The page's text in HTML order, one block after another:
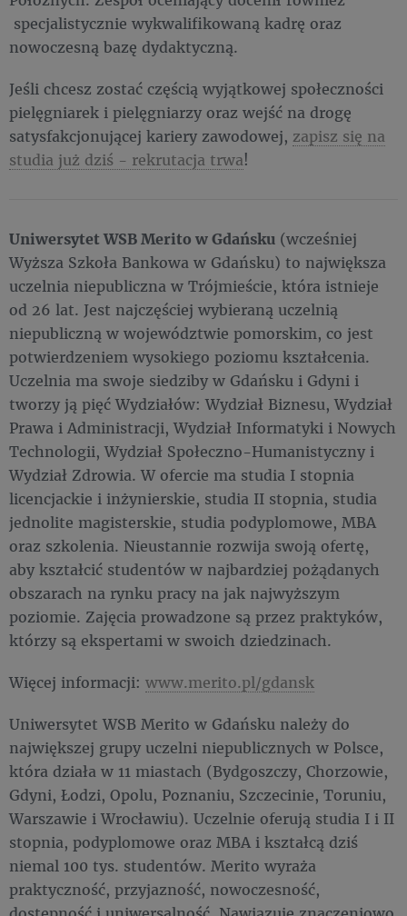
specjalistycznie wykwalifikowaną kadrę oraz
nowoczesną bazę dydaktyczną.
Jeśli chcesz zostać częścią wyjątkowej społeczności
pielęgniarek i pielęgniarzy oraz wejść na drogę
satysfakcjonującej kariery zawodowej, zapisz się na
studia już dziś - rekrutacja trwa!
Uniwersytet WSB Merito w Gdańsku (wcześniej
Wyższa Szkoła Bankowa w Gdańsku) to największa
uczelnia niepubliczna w Trójmieście, która istnieje
od 26 lat. Jest najczęściej wybieraną uczelnią
niepubliczną w województwie pomorskim, co jest
potwierdzeniem wysokiego poziomu kształcenia.
Uczelnia ma swoje siedziby w Gdańsku i Gdyni i
tworzy ją pięć Wydziałów: Wydział Biznesu, Wydział
Prawa i Administracji, Wydział Informatyki i Nowych
Technologii, Wydział Społeczno-Humanistyczny i
Wydział Zdrowia. W ofercie ma studia I stopnia
licencjackie i inżynierskie, studia II stopnia, studia
jednolite magisterskie, studia podyplomowe, MBA
oraz szkolenia. Nieustannie rozwija swoją ofertę,
aby kształcić studentów w najbardziej pożądanych
obszarach na rynku pracy na jak najwyższym
poziomie. Zajęcia prowadzone są przez praktyków,
którzy są ekspertami w swoich dziedzinach.
Więcej informacji: www.merito.pl/gdansk
Uniwersytet WSB Merito w Gdańsku należy do
największej grupy uczelni niepublicznych w Polsce,
która działa w 11 miastach (Bydgoszczy, Chorzowie,
Gdyni, Łodzi, Opolu, Poznaniu, Szczecinie, Toruniu,
Warszawie i Wrocławiu). Uczelnie oferują studia I i II
stopnia, podyplomowe oraz MBA i kształcą dziś
niemal 100 tys. studentów. Merito wyraża
praktyczność, przyjazność, nowoczesność,